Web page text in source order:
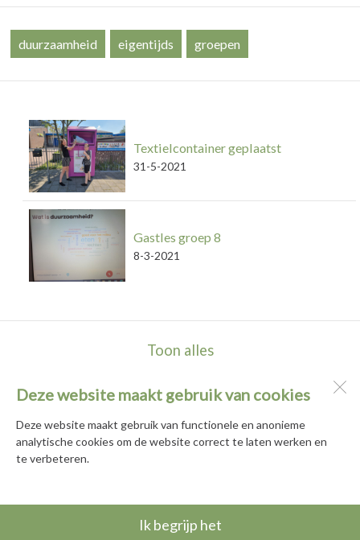
Deze website maakt gebruik van cookies
Deze website maakt gebruik van functionele en anonieme
analytische cookies om de website correct te laten werken en
te verbeteren.
Ik begrijp het
duurzaamheid eigentijds groepen
Textielcontainer geplaatst
31-5-2021
Gastles groep 8
8-3-2021
Toon alles
Basisschool De Hortus
Populierenhof 2 en 10
Ziber DS4